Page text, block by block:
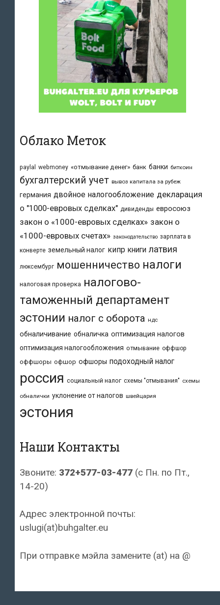
Облако Меток
paylal webmoney «отмывание денег» банк банки биткоин
бухгалтерский учет вывоз капитала за рубеж
германия двойное налогообложение декларация
о "1000-евровых сделках" дивиденды евросоюз
закон о «1000-евровых сделках» закон о
«1000-евровых счетах» законодательство зарплата в
конверте земельный налог кипр книги латвия
люксембург мошенничество налоги
налоговая проверка налогово-
таможенный департамент
эстонии налог с оборота ндс
обналичивание обналичка оптимизация налогов
оптимизация налогообложения отмывание оффшор
оффшоры офшор офшоры подоходный налог
россия социальный налог схемы "отмывания" схемы
обналички уклонение от налогов швейцария
эстония
Наши Контакты
Звоните: 372+577-03-477 (с Пн. по Пт.,
14-20)
Адрес электронной почты:
uslugi(at)buhgalter.eu
При отправке мэйла замените (at) на @